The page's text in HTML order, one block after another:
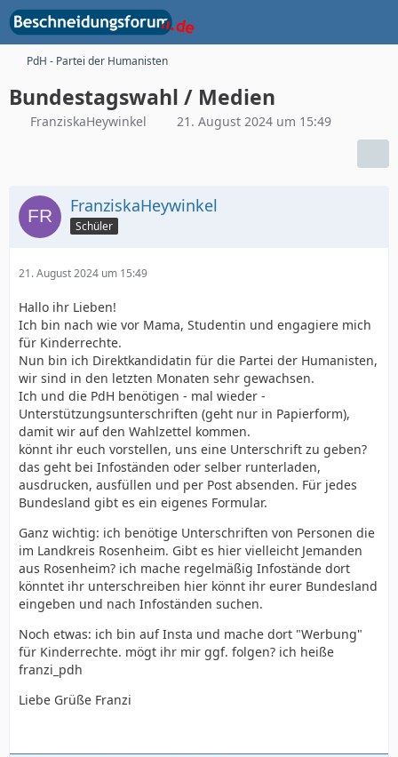
PdH - Partei der Humanisten
Bundestagswahl / Medien
FranziskaHeywinkel 21. August 2024 um 15:49
FranziskaHeywinkel
Schüler
21. August 2024 um 15:49
Hallo ihr Lieben!
Ich bin nach wie vor Mama, Studentin und engagiere mich
für Kinderrechte.
Nun bin ich Direktkandidatin für die Partei der Humanisten,
wir sind in den letzten Monaten sehr gewachsen.
Ich und die PdH benötigen - mal wieder -
Unterstützungsunterschriften (geht nur in Papierform),
damit wir auf den Wahlzettel kommen.
könnt ihr euch vorstellen, uns eine Unterschrift zu geben?
das geht bei Infoständen oder selber runterladen,
ausdrucken, ausfüllen und per Post absenden. Für jedes
Bundesland gibt es ein eigenes Formular.
Ganz wichtig: ich benötige Unterschriften von Personen die
im Landkreis Rosenheim. Gibt es hier vielleicht Jemanden
aus Rosenheim? ich mache regelmäßig Infostände dort
könntet ihr unterschreiben hier könnt ihr eurer Bundesland
eingeben und nach Infoständen suchen.
Noch etwas: ich bin auf Insta und mache dort "Werbung"
für Kinderrechte. mögt ihr mir ggf. folgen? ich heiße
franzi_pdh
Liebe Grüße Franzi